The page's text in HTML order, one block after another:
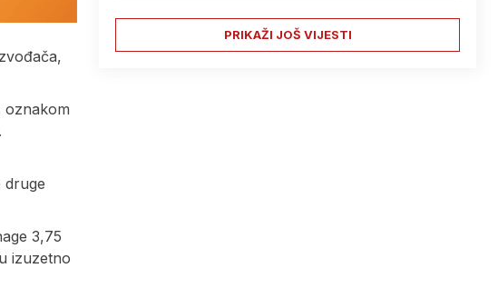
oznakom
druge
3,75
izuzetno
PRIKAŽI JOŠ VIJESTI